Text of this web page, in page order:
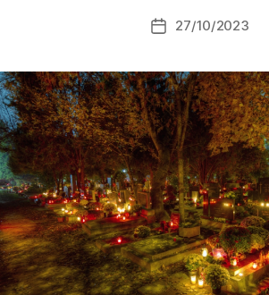
Autor
příspěvku
a
s
o
Datum
27/10/2023